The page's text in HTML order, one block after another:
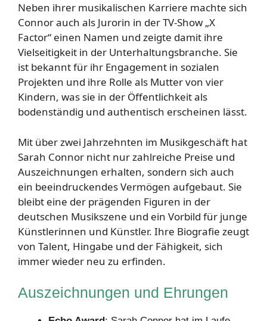
Neben ihrer musikalischen Karriere machte sich
Connor auch als Jurorin in der TV-Show „X
Factor“ einen Namen und zeigte damit ihre
Vielseitigkeit in der Unterhaltungsbranche. Sie
ist bekannt für ihr Engagement in sozialen
Projekten und ihre Rolle als Mutter von vier
Kindern, was sie in der Öffentlichkeit als
bodenständig und authentisch erscheinen lässt.
Mit über zwei Jahrzehnten im Musikgeschäft hat
Sarah Connor nicht nur zahlreiche Preise und
Auszeichnungen erhalten, sondern sich auch
ein beeindruckendes Vermögen aufgebaut. Sie
bleibt eine der prägenden Figuren in der
deutschen Musikszene und ein Vorbild für junge
Künstlerinnen und Künstler. Ihre Biografie zeugt
von Talent, Hingabe und der Fähigkeit, sich
immer wieder neu zu erfinden.
Auszeichnungen und Ehrungen